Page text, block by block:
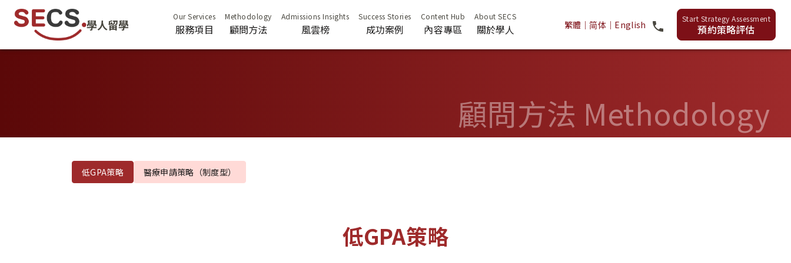
學人留學 服務項目 顧問方法 風雲榜 成功案例 內容專區 關於學人 繁體 ｜简体 ｜ English 預約策略評估
顧問方法 Methodology
低GPA策略 醫療申請策略（制度型）
低GPA策略